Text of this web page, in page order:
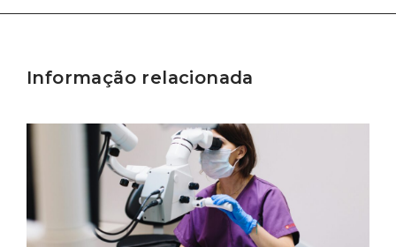
Informação relacionada